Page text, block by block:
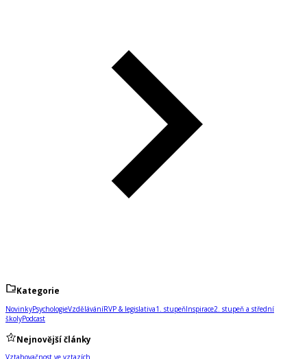
Kategorie
NovinkyPsychologieVzděláváníRVP & legislativa1. stupeňInspirace2. stupeň a střední
školyPodcast
Nejnovější články